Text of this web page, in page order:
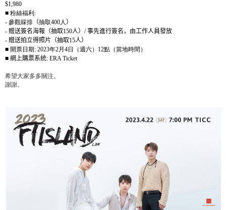
$1,980
■ 粉絲福利 :
- 參觀綵排 （抽取400人）
- 贈送簽名海報（抽取150人） /事先進行簽名，由工作人員發放
- 贈送拍立得照片（抽取15人）
■ 開票日期: 2023年2月 4日（週六） 12點（當地時間）
■ 網上購票系統: ERA Ticket
希望大家多多關注。
謝謝。